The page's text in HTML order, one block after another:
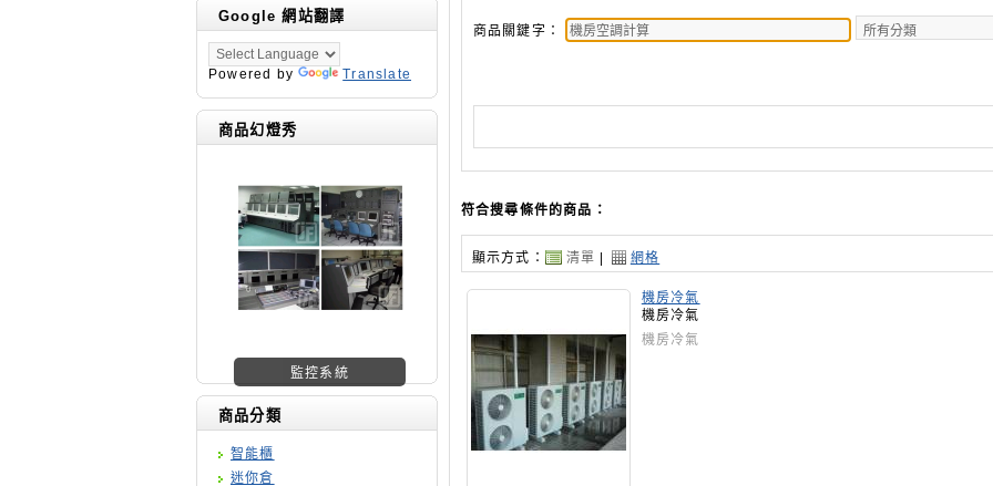
Google 網站翻譯
Powered by Translate
商品幻燈秀
機櫃廠商
商品分類
智能櫃
迷你倉
商品關鍵字：
符合搜尋條件的商品：
顯示方式： 清單 | 網格
機房冷氣
機房冷氣
機房冷氣